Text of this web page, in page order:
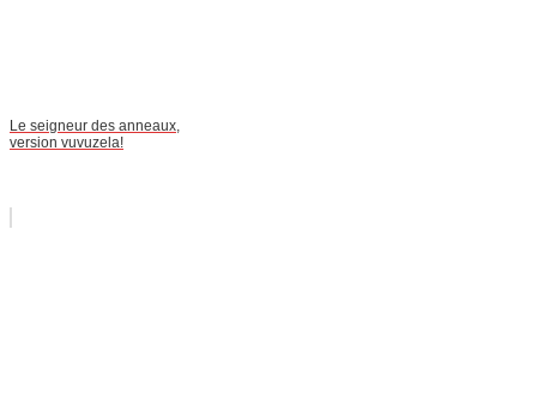
Le seigneur des anneaux,
version vuvuzela!